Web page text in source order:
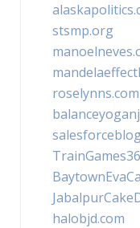
stsmp.org
roselynns.com
halobjd.com